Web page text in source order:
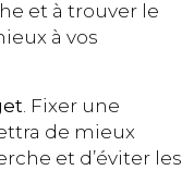
et à trouver le
à vos
. Fixer une
de mieux
et d’éviter les